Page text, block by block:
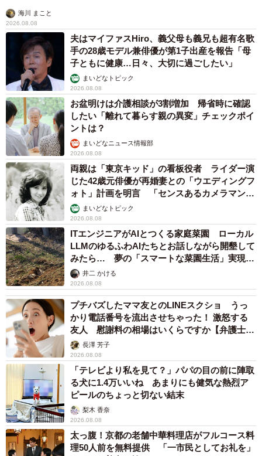
海川 まこと
2026.08.08
夫はマイファスHiro、義父母も義兄も超有名歌
手の28歳モデル兼俳優が第1子出産を報告「母
子ともに健康…日々、大切に過ごしたい」
まいどなトピック
2026.08.08
お盆明けは介護相談が3割増加 帰省時に確認
したい「離れて暮らす親の異変」チェックポイ
ントは？
まいどなニュース情報部
2026.08.08
両親は「東京キッド」の看板役者 ライダー演
じた42歳元俳優が再婚妻との「ウエディングフ
ォト」計画を明言 「センスあるカメラマン求
む」まいどなトピック
2026.08.08
ITエンジニアがAIとつくる家庭菜園 ローカル
LLMのゆるふわAIたちとお話しながら開墾して
みたら… 夢の「スマートな菜園生活」実現な
るか井二 かける
2026.08.08
プチバズしたママ友とのLINEスクショ うっ
かり電話番号を流出させちゃった！ 激怒する
友人 慰謝料の相場はいくらですか【弁護士が
解説】長澤 芳子
2026.08.08
「テレビより私を見て？」パパの目の前に陣取
る犬に1.4万いいね あまりにも健気な熱烈ア
ピールのちょっと切ない結末
梨木 香奈
2026.08.08
太っ腹！京都の老舗中華料理店がフルコース料
理50人前を無料提供 「一市民としてお礼を」